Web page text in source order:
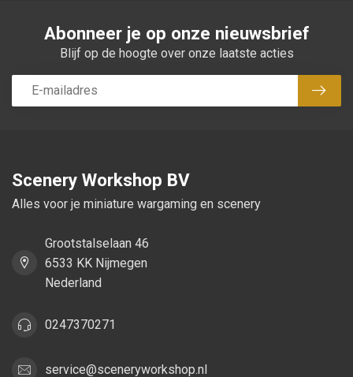
Abonneer je op onze nieuwsbrief
Blijf op de hoogte over onze laatste acties
Scenery Workshop BV
Alles voor je miniature wargaming en scenery
Grootstalselaan 46
6533 KK Nijmegen
Nederland
0247370271
service@sceneryworkshop.nl